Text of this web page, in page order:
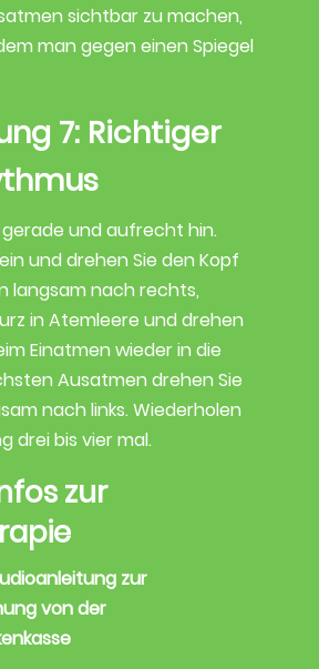
sichtbar zu machen,
man gegen einen Spiegel
7: Richtiger
gerade und aufrecht hin.
und drehen Sie den Kopf
langsam nach rechts,
in Atemleere und drehen
Einatmen wieder in die
Ausatmen drehen Sie
nach links. Wiederholen
drei bis vier mal.
zur
zur
von der